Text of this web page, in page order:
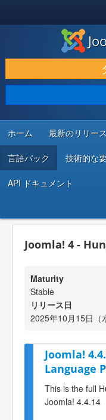
ダウンロードと機能拡張
発見と学び
コミュニティとサポート
開発者向けリソース
ホーム 最新のリリース
言語パック 技術的な
API ドキュメント
Joomla! 4 -
Maturity
Stable
リリース日
2025年10月15日（
Joomla!
Language
This is the full
Joomla! 4.4.14